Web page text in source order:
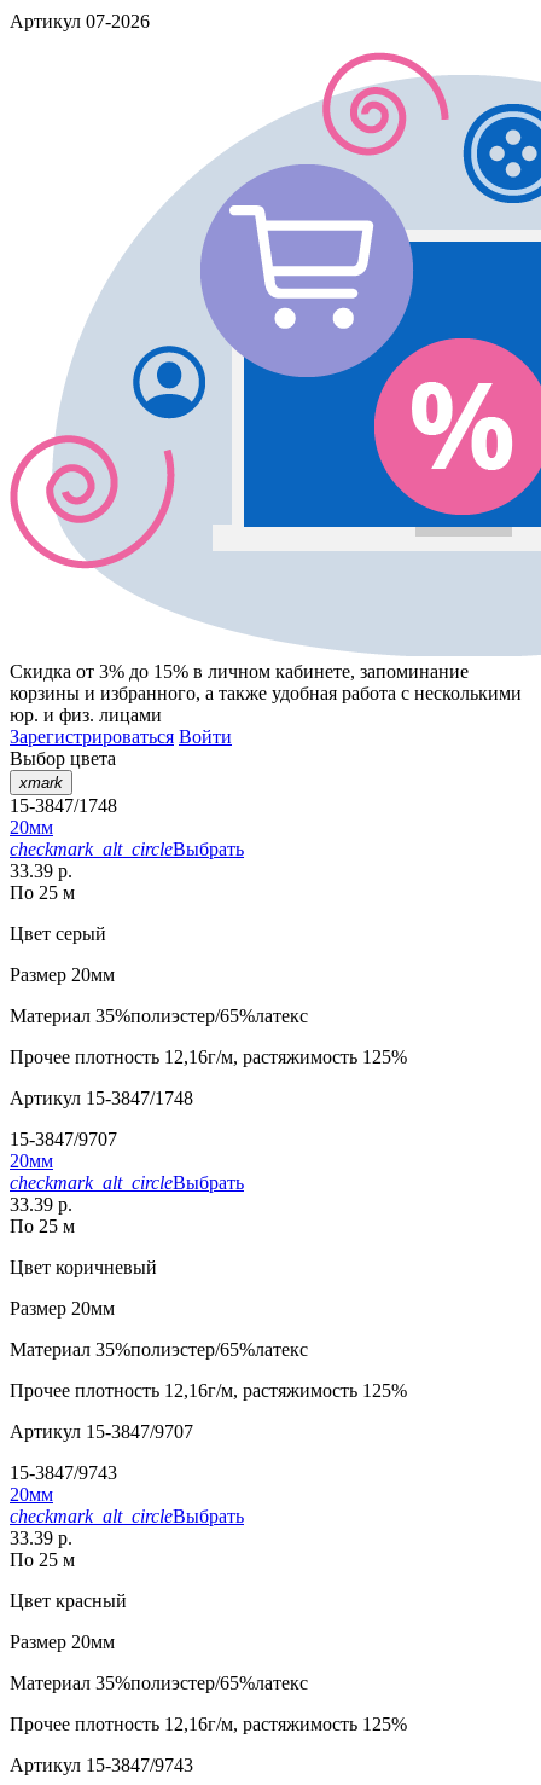
Артикул 07-2026
Скидка от 3% до 15% в личном кабинете, запоминание
корзины и избранного, а также удобная работа с несколькими
юр. и физ. лицами
Зарегистрироваться Войти
Выбор цвета
xmark
15-3847/1748
20мм
checkmark_alt_circleВыбрать
33.39 р.
По 25 м
Цвет серый
Размер 20мм
Материал 35%полиэстер/65%латекс
Прочее плотность 12,16г/м, растяжимость 125%
Артикул 15-3847/1748
15-3847/9707
20мм
checkmark_alt_circleВыбрать
33.39 р.
По 25 м
Цвет коричневый
Размер 20мм
Материал 35%полиэстер/65%латекс
Прочее плотность 12,16г/м, растяжимость 125%
Артикул 15-3847/9707
15-3847/9743
20мм
checkmark_alt_circleВыбрать
33.39 р.
По 25 м
Цвет красный
Размер 20мм
Материал 35%полиэстер/65%латекс
Прочее плотность 12,16г/м, растяжимость 125%
Артикул 15-3847/9743